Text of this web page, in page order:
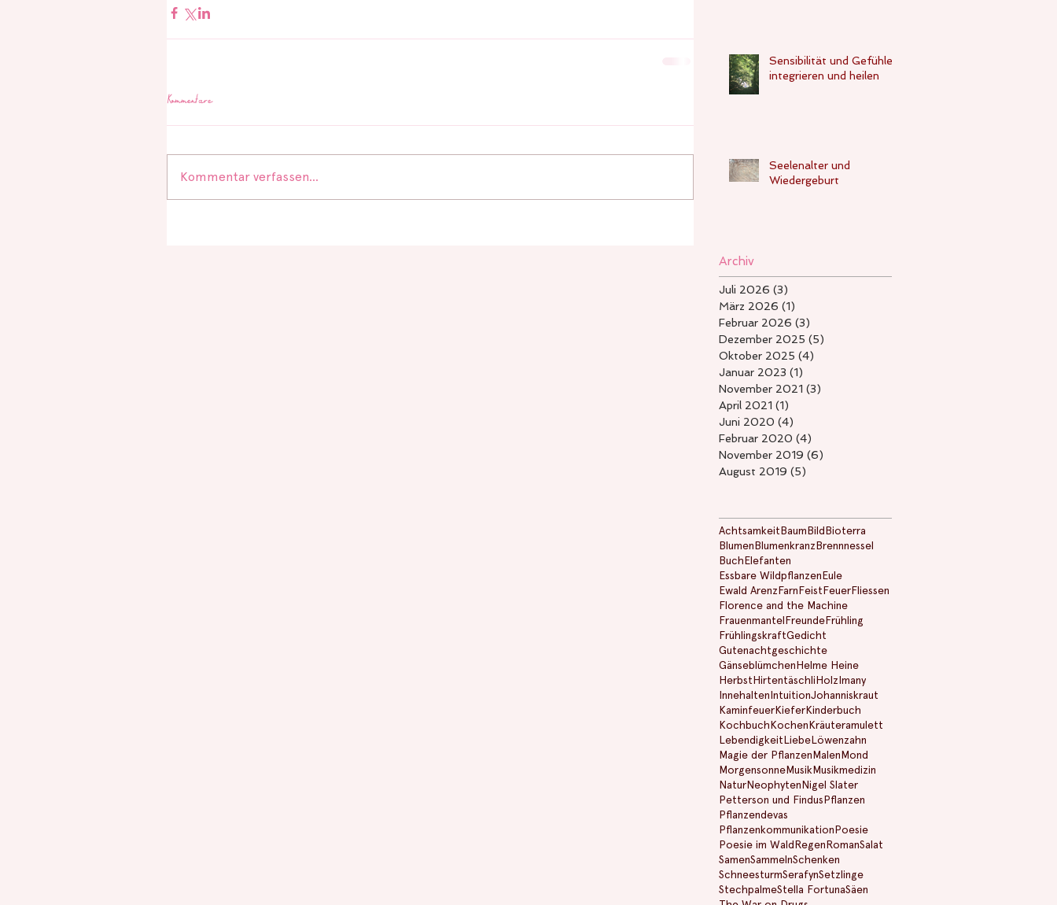
Kommentare
Kommentar verfassen...
Sensibilität und Gefühle -
integrieren und heilen
Seelenalter und
Wiedergeburt
Archiv
Juli 2026 (3)
März 2026 (1)
Februar 2026 (3)
Dezember 2025 (5)
Oktober 2025 (4)
Januar 2023 (1)
November 2021 (3)
April 2021 (1)
Juni 2020 (4)
Februar 2020 (4)
November 2019 (6)
August 2019 (5)
AchtsamkeitBaumBildBioterra
BlumenBlumenkranzBrennnessel
BuchElefanten
Essbare WildpflanzenEule
Ewald ArenzFarnFeistFeuerFliessen
Florence and the Machine
FrauenmantelFreundeFrühling
FrühlingskraftGedicht
Gutenachtgeschichte
GänseblümchenHelme Heine
HerbstHirtentäschliHolzImany
InnehaltenIntuitionJohanniskraut
KaminfeuerKieferKinderbuch
KochbuchKochenKräuteramulett
LebendigkeitLiebeLöwenzahn
Magie der PflanzenMalenMond
MorgensonneMusikMusikmedizin
NaturNeophytenNigel Slater
Petterson und FindusPflanzen
Pflanzendevas
PflanzenkommunikationPoesie
Poesie im WaldRegenRomanSalat
SamenSammelnSchenken
SchneesturmSerafynSetzlinge
StechpalmeStella FortunaSäen